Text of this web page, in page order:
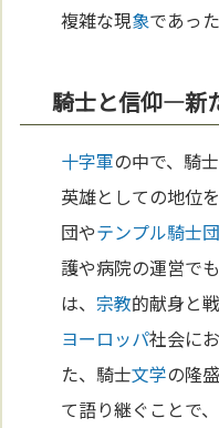
複雑な現象であった
騎士と信仰—新
十字軍の中で、騎
英雄としての地位
団やテンプル騎士団
護や病院の運営で
は、 宗教的献身と
ヨーロッパ社会に
た、騎士文学の隆
て語り継ぐことで、